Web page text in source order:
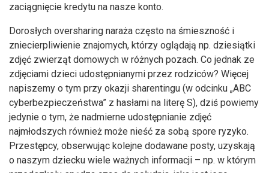
zaciągnięcie kredytu na nasze konto.
Dorosłych oversharing naraża często na śmieszność i
zniecierpliwienie znajomych, którzy oglądają np. dziesiątki
zdjęć zwierząt domowych w różnych pozach. Co jednak ze
zdjęciami dzieci udostępnianymi przez rodziców? Więcej
napiszemy o tym przy okazji sharentingu (w odcinku „ABC
cyberbezpieczeństwa” z hasłami na literę S), dziś powiemy
jedynie o tym, że nadmierne udostępnianie zdjęć
najmłodszych również może nieść za sobą spore ryzyko.
Przestępcy, obserwując kolejne dodawane posty, uzyskają
o naszym dziecku wiele ważnych informacji – np. w którym